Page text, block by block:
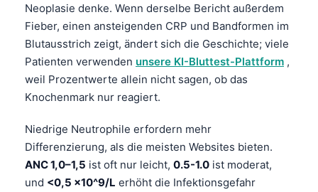
Neoplasie denke. Wenn derselbe Bericht außerdem
Fieber, einen ansteigenden CRP und Bandformen im
Blutausstrich zeigt, ändert sich die Geschichte; viele
Patienten verwenden unsere KI-Bluttest-Plattform ,
weil Prozentwerte allein nicht sagen, ob das
Knochenmark nur reagiert.
Niedrige Neutrophile erfordern mehr
Differenzierung, als die meisten Websites bieten.
ANC 1,0–1,5 ist oft nur leicht, 0.5-1.0 ist moderat,
und <0,5 x10^9/L erhöht die Infektionsgefahr